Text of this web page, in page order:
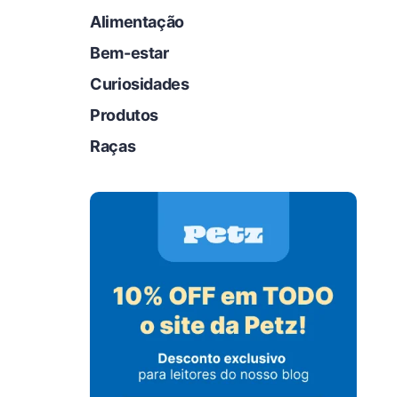
Alimentação
Bem-estar
Curiosidades
Produtos
Raças